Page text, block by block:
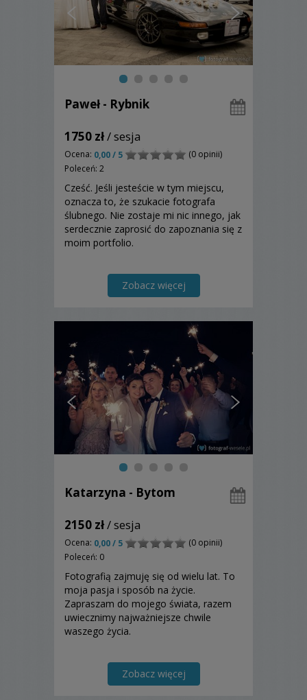
Paweł - Rybnik
1750 zł/ sesja
Ocena: 0,00 / 5
(0 opinii)
Poleceń: 2
Cześć. Jeśli jesteście w tym miejscu,
oznacza to, że szukacie fotografa
ślubnego. Nie zostaje mi nic innego, jak
serdecznie zaprosić do zapoznania się z
moim portfolio.
Zobacz więcej
Katarzyna - Bytom
2150 zł/ sesja
Ocena: 0,00 / 5
(0 opinii)
Poleceń: 0
Fotografią zajmuję się od wielu lat. To
moja pasja i sposób na życie.
Zapraszam do mojego świata, razem
uwiecznimy najważniejsze chwile
waszego życia.
Zobacz więcej